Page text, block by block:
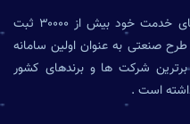
آنلاین ثبت مفتخر است در رزومه سالهای خدمت خود بیش از ۳۰۰۰۰ ثبت
و ثبت طرح صنعتی به عنوان اولین سامانه
شرکت ها و برندهای کشور
است .